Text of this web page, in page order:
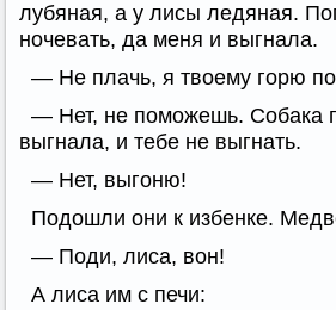
лубяная, а у лисы ледяная.
ночевать, да меня и выгнала.
— Не плачь, я твоему горю
— Нет, не поможешь. Собака
выгнала, и тебе не выгнать.
— Нет, выгоню!
Подошли они к избенке.
— Поди, лиса, вон!
А лиса им с печи: